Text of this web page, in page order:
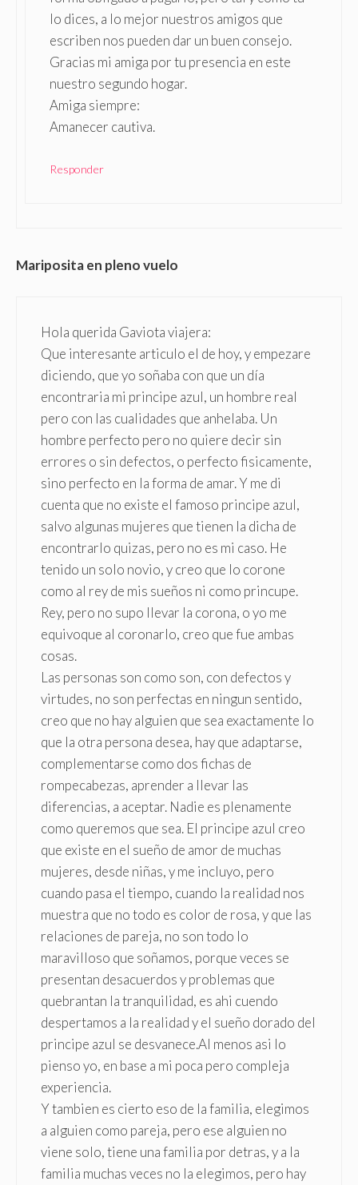
lo dices, a lo mejor nuestros amigos que
escriben nos pueden dar un buen consejo.
Gracias mi amiga por tu presencia en este
nuestro segundo hogar.
Amiga siempre:
Amanecer cautiva.
Responder
Mariposita en pleno vuelo
Hola querida Gaviota viajera:
Que interesante articulo el de hoy, y empezare
diciendo, que yo soñaba con que un día
encontraria mi principe azul, un hombre real
pero con las cualidades que anhelaba. Un
hombre perfecto pero no quiere decir sin
errores o sin defectos, o perfecto fisicamente,
sino perfecto en la forma de amar. Y me di
cuenta que no existe el famoso principe azul,
salvo algunas mujeres que tienen la dicha de
encontrarlo quizas, pero no es mi caso. He
tenido un solo novio, y creo que lo corone
como al rey de mis sueños ni como princupe.
Rey, pero no supo llevar la corona, o yo me
equivoque al coronarlo, creo que fue ambas
cosas.
Las personas son como son, con defectos y
virtudes, no son perfectas en ningun sentido,
creo que no hay alguien que sea exactamente lo
que la otra persona desea, hay que adaptarse,
complementarse como dos fichas de
rompecabezas, aprender a llevar las
diferencias, a aceptar. Nadie es plenamente
como queremos que sea. El principe azul creo
que existe en el sueño de amor de muchas
mujeres, desde niñas, y me incluyo, pero
cuando pasa el tiempo, cuando la realidad nos
muestra que no todo es color de rosa, y que las
relaciones de pareja, no son todo lo
maravilloso que soñamos, porque veces se
presentan desacuerdos y problemas que
quebrantan la tranquilidad, es ahi cuendo
despertamos a la realidad y el sueño dorado del
principe azul se desvanece.Al menos asi lo
pienso yo, en base a mi poca pero compleja
experiencia.
Y tambien es cierto eso de la familia, elegimos
a alguien como pareja, pero ese alguien no
viene solo, tiene una familia por detras, y a la
familia muchas veces no la elegimos, pero hay